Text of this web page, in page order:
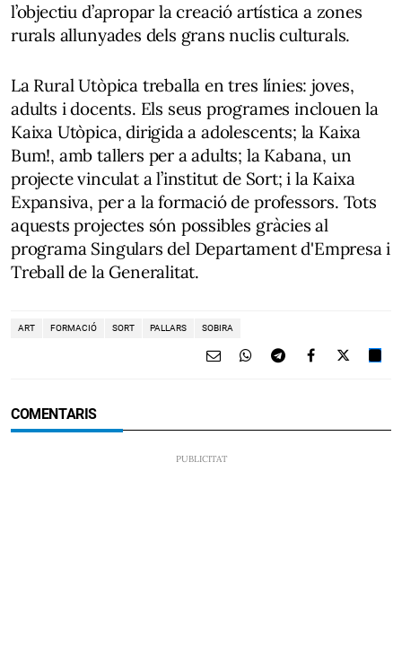
l’objectiu d’apropar la creació artística a zones
rurals allunyades dels grans nuclis culturals.
La Rural Utòpica treballa en tres línies: joves,
adults i docents. Els seus programes inclouen la
Kaixa Utòpica, dirigida a adolescents; la Kaixa
Bum!, amb tallers per a adults; la Kabana, un
projecte vinculat a l’institut de Sort; i la Kaixa
Expansiva, per a la formació de professors. Tots
aquests projectes són possibles gràcies al
programa Singulars del Departament d'Empresa i
Treball de la Generalitat.
ART FORMACIÓ SORT PALLARS SOBIRA
COMENTARIS